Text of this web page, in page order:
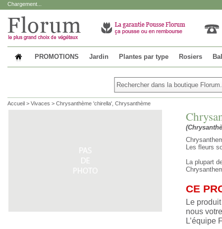
Chargement...
PROMOTIONS Jardin Plantes par type Rosiers
Accueil > Vivaces > Chrysanthème 'chirella', Chrysanthème
Les fleurs
La plupart
CE
Le
nous
L’équipe